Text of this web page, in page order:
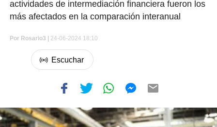
actividades de intermediación financiera fueron los
más afectados en la comparación interanual
Por Rosario3 | 24-06-2024 18:10